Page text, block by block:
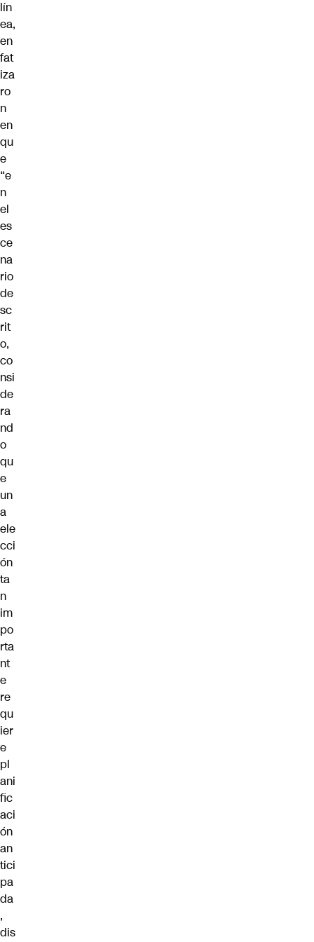
lín
ea,
en
fat
iza
ro
n
en
qu
e
“e
n
el
es
ce
na
rio
de
sc
rit
o,
co
nsi
de
ra
nd
o
qu
e
un
a
ele
cci
ón
ta
n
im
po
rta
nt
e
re
qu
ier
e
pl
ani
fic
aci
ón
an
tici
pa
da
,
dis